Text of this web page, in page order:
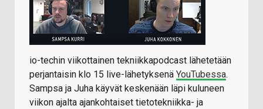
io-techin viikottainen tekniikkapodcast lähetetään
perjantaisin klo 15 live-lähetyksenä YouTubessa.
Sampsa ja Juha käyvät keskenään läpi kuluneen
viikon ajalta ajankohtaiset tietotekniikka- ja